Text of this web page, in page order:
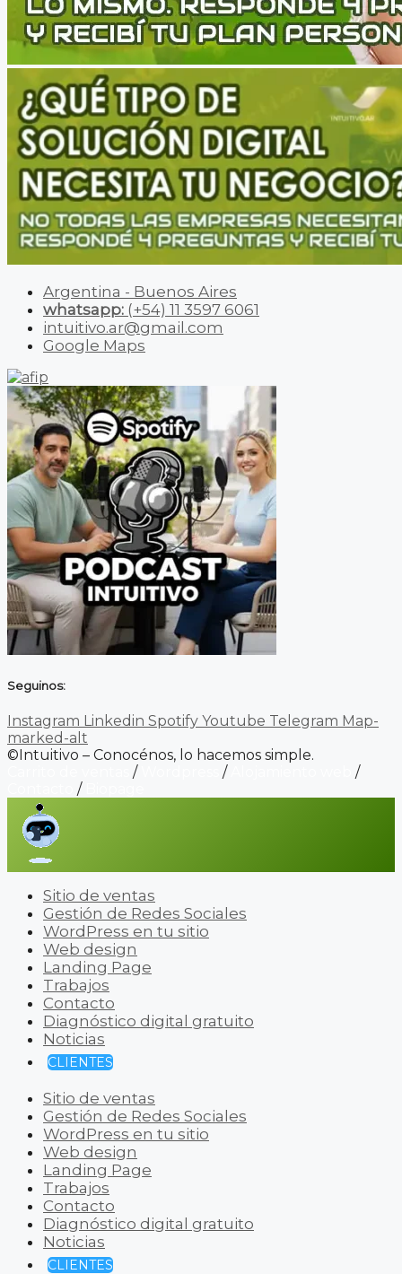
Argentina - Buenos Aires
whatsapp: (+54) 11 3597 6061
intuitivo.ar@gmail.com
Google Maps
Seguinos:
Instagram Linkedin Spotify Youtube Telegram Map-
marked-alt
©Intuitivo – Conocénos, lo hacemos simple.
/ /
/
/
Sitio de ventas
Gestión de Redes Sociales
WordPress en tu sitio
Web design
Landing Page
Trabajos
Contacto
Diagnóstico digital gratuito
Noticias
CLIENTES
Sitio de ventas
Gestión de Redes Sociales
WordPress en tu sitio
Web design
Landing Page
Trabajos
Contacto
Diagnóstico digital gratuito
Noticias
CLIENTES